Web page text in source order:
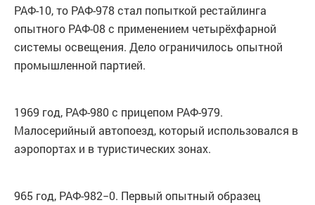
РАФ-10, то РАФ-978 стал попыткой рестайлинга
опытного РАФ-08 с применением четырёхфарной
системы освещения. Дело ограничилось опытной
промышленной партией.
1969 год, РАФ-980 с прицепом РАФ-979.
Малосерийный автопоезд, который использовался в
аэропортах и в туристических зонах.
965 год, РАФ-982−0. Первый опытный образец